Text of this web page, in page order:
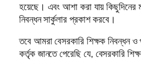
হয়েছে। এবং আশা করা যায়
নিবন্ধন সার্কুলার প্রকাশ করবে।
তবে আমরা বেসরকারি শিক্ষক নিবন্ধন ও
কর্তৃক জানতে পেরেছি যে, বেসরকারি